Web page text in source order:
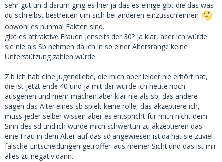
sehr gut un d darum ging es hier ja das es einige gibt die das was
du schreibst bestreiten um sich bei anderen einzusschleimen
obwohl es nunmal Fakten sind.
gibt es attraktive Frauen jenseits der 30? ja klar, aber ich würde
sie nie als Sb nehmen da ich in so einer Altersrange keine
Unterstützung zahlen würde.
Z.b ich hab eine Jugendliebe, die mich aber leider nie erhört hat,
die ist jetzt ende 40 und ja mit der würde ich heute noch
ausgehen und mehr machen aber klar nie als sb, das andere
sagen das Alter eines sb spielt keine rolle, das akzeptiere ich,
muss jeder selber wissen aber es entspricht für mich nicht dem
Sinn des sd und ich würde mich schwertun zu akzeptieren das
eine Frau in dem Alter auf das sd angewiesen ist.da hat sie zuviel
falsche Entscheidungen getroffen aus meiner Sicht und das ist mir
alles zu negativ dann.